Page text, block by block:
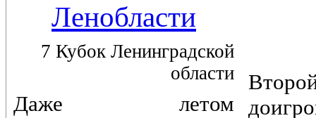
Ленобласти
7 Кубок Ленинградской
области
Даже летом